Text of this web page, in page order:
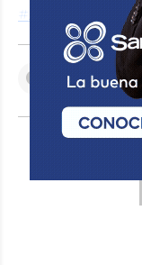
#AgenciaNA